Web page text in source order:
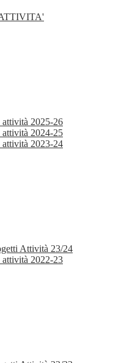
2025-26
2024-25
2023-24
Attività 23/24
2022-23